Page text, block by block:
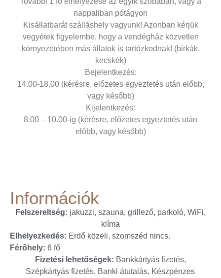
nappaliban pótágyon
Kisállatbarát szálláshely vagyunk! Azonban kérjük
vegyétek figyelembe, hogy a vendégház közvetlen
környezetében más állatok is tartózkodnak! (birkák,
kecskék)
Bejelentkezés:
14.00-18.00 (kérésre, előzetes egyeztetés után előbb,
vagy később)
Kijelentkezés:
8.00 – 10.00-ig (kérésre, előzetes egyeztetés után
előbb, vagy később)
Információk
Felszereltség: jakuzzi, szauna, grillező, parkoló, WiFi,
klíma
Elhelyezkedés: Erdő közeli, szomszéd nincs.
Férőhely: 6 fő
Fizetési lehetőségek: Bankkártyás fizetés,
Szépkártyás fizetés, Banki átutalás, Készpénzes